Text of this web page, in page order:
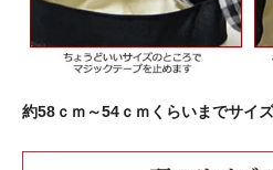
約58ｃｍ～54ｃｍくらいまでサイ